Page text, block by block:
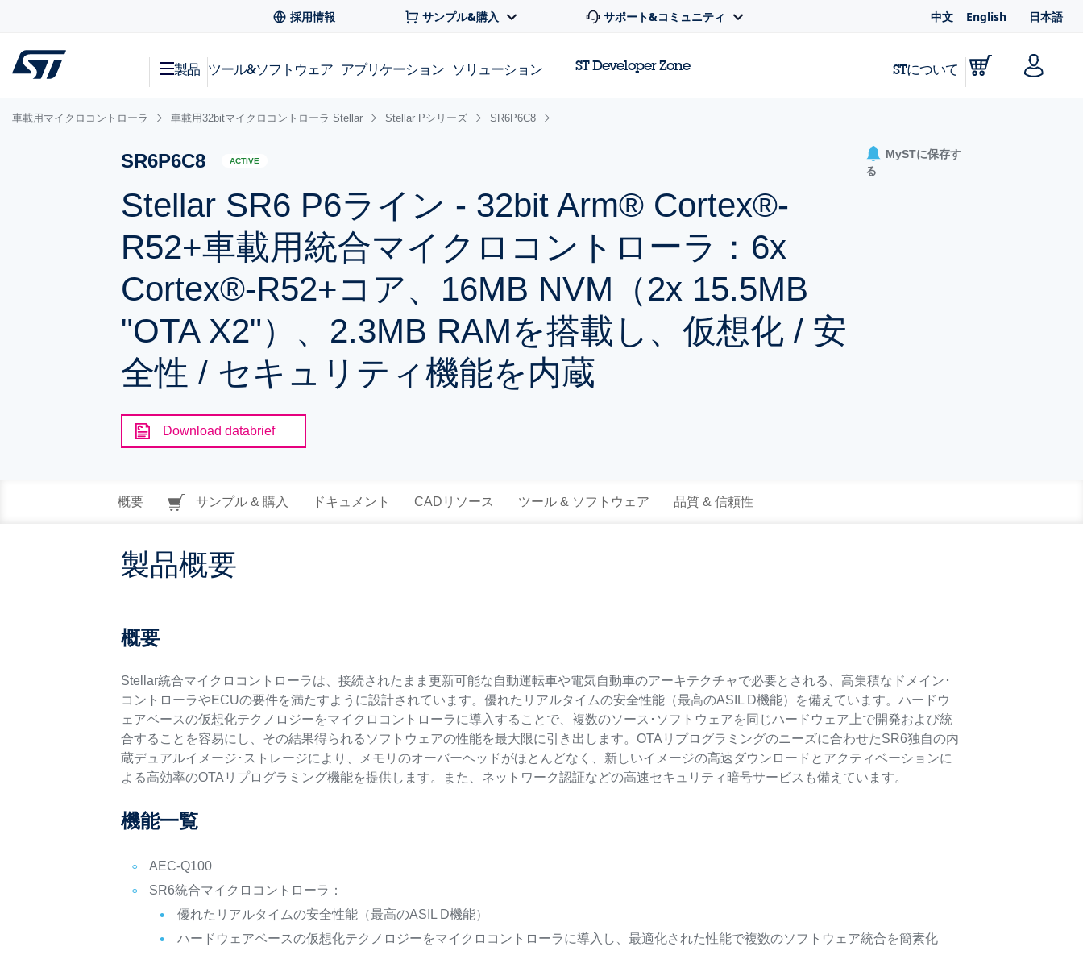
採用情報 サンプル&購入 サポート&コミュニティ 中文 English 日本語
製品 ツール&ソフトウェア アプリケーション ソリューション ST Developer Zone STについて
車載用マイクロコントローラ 車載用32bitマイクロコントローラ Stellar Stellar Pシリーズ SR6P6C8
SR6P6C8 ACTIVE
Stellar SR6 P6ライン - 32bit Arm® Cortex®-
R52+車載用統合マイクロコントローラ：6x
Cortex®-R52+コア、16MB NVM（2x 15.5MB
"OTA X2"）、2.3MB RAMを搭載し、仮想化 / 安
全性 / セキュリティ機能を内蔵
MySTに保存す
る
Download databrief
概要 サンプル & 購入 ドキュメント CADリソース ツール & ソフトウェア 品質 & 信頼性
製品概要
概要
Stellar統合マイクロコントローラは、接続されたまま更新可能な自動運転車や電気自動車のアーキテクチャで必要とされる、高集積なドメイン･
コントローラやECUの要件を満たすように設計されています。優れたリアルタイムの安全性能（最高のASIL D機能）を備えています。ハードウ
ェアベースの仮想化テクノロジーをマイクロコントローラに導入することで、複数のソース･ソフトウェアを同じハードウェア上で開発および統
合することを容易にし、その結果得られるソフトウェアの性能を最大限に引き出します。OTAリプログラミングのニーズに合わせたSR6独自の内
蔵デュアルイメージ･ストレージにより、メモリのオーバーヘッドがほとんどなく、新しいイメージの高速ダウンロードとアクティベーションに
よる高効率のOTAリプログラミング機能を提供します。また、ネットワーク認証などの高速セキュリティ暗号サービスも備えています。
機能一覧
AEC-Q100
SR6統合マイクロコントローラ：
優れたリアルタイムの安全性能（最高のASIL D機能）
ハードウェアベースの仮想化テクノロジーをマイクロコントローラに導入し、最適化された性能で複数のソフトウェア統合を簡素化